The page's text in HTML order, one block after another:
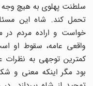
سلطنت پهلوی به هیچ وجه
تحمل کند. شاه این
خواست و اراده مردم در
واقعی عامه، سقوط او
کمترین توجهی به نظرات
بود مگر اینکه معنی و